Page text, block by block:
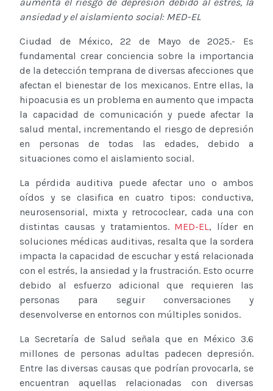
ansiedad y el aislamiento social: MED-EL
Ciudad de México, 22 de Mayo de 2025.- Es
fundamental crear conciencia sobre la importancia
de la detección temprana de diversas afecciones que
afectan el bienestar de los mexicanos. Entre ellas, la
hipoacusia es un problema en aumento que impacta
la capacidad de comunicación y puede afectar la
salud mental, incrementando el riesgo de depresión
en personas de todas las edades, debido a
situaciones como el aislamiento social.
La pérdida auditiva puede afectar uno o ambos
oídos y se clasifica en cuatro tipos: conductiva,
neurosensorial, mixta y retrococlear, cada una con
distintas causas y tratamientos. MED-EL, líder en
soluciones médicas auditivas, resalta que la sordera
impacta la capacidad de escuchar y está relacionada
con el estrés, la ansiedad y la frustración. Esto ocurre
debido al esfuerzo adicional que requieren las
personas para seguir conversaciones y
desenvolverse en entornos con múltiples sonidos.
La Secretaría de Salud señala que en México 3.6
millones de personas adultas padecen depresión.
Entre las diversas causas que podrían provocarla, se
encuentran aquellas relacionadas con diversas